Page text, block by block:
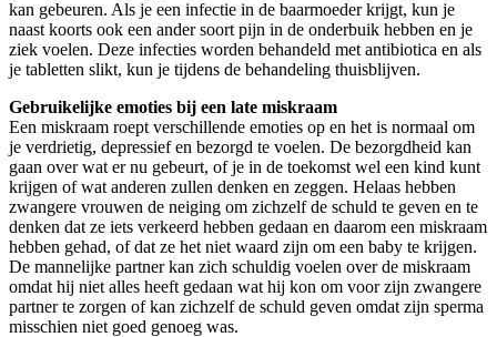
kan gebeuren. Als je een infectie in de baarmoeder krijgt, kun je
naast koorts ook een ander soort pijn in de onderbuik hebben en je
ziek voelen. Deze infecties worden behandeld met antibiotica en als
je tabletten slikt, kun je tijdens de behandeling thuisblijven.
Gebruikelijke emoties bij een late miskraam
Een miskraam roept verschillende emoties op en het is normaal om
je verdrietig, depressief en bezorgd te voelen. De bezorgdheid kan
gaan over wat er nu gebeurt, of je in de toekomst wel een kind kunt
krijgen of wat anderen zullen denken en zeggen. Helaas hebben
zwangere vrouwen de neiging om zichzelf de schuld te geven en te
denken dat ze iets verkeerd hebben gedaan en daarom een miskraam
hebben gehad, of dat ze het niet waard zijn om een baby te krijgen.
De mannelijke partner kan zich schuldig voelen over de miskraam
omdat hij niet alles heeft gedaan wat hij kon om voor zijn zwangere
partner te zorgen of kan zichzelf de schuld geven omdat zijn sperma
misschien niet goed genoeg was.